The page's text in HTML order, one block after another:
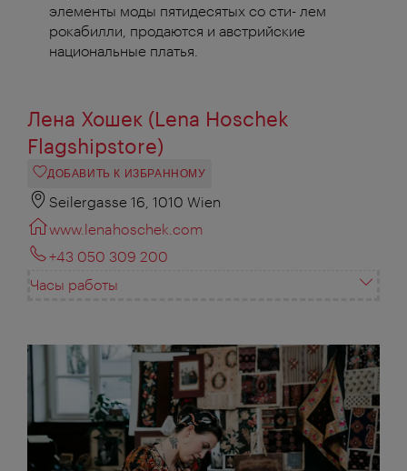
элементы моды пятидесятых со сти- лем
рокабилли, продаются и австрийские
национальные платья.
Лена Хошек (Lena Hoschek
Flagshipstore)
ДОБАВИТЬ К ИЗБРАННОМУ
Seilergasse 16, 1010 Wien
www.lenahoschek.com
+43 050 309 200
Часы работы